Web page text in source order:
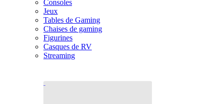
Consoles
Jeux
Tables de Gaming
Chaises de gaming
Figurines
Casques de RV
Streaming